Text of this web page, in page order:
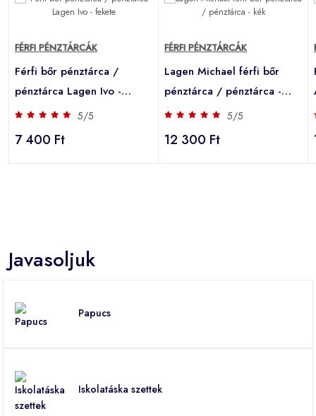
FÉRFI PÉNZTÁRCÁK
Férfi bőr pénztárca /
pénztárca Lagen Ivo -
fekete
5/5
7 400 Ft
FÉRFI PÉNZTÁRCÁK
Lagen Michael férfi bőr
pénztárca / pénztárca -
kék
5/5
12 300 Ft
Javasoljuk
Papucs
Iskolatáska szettek